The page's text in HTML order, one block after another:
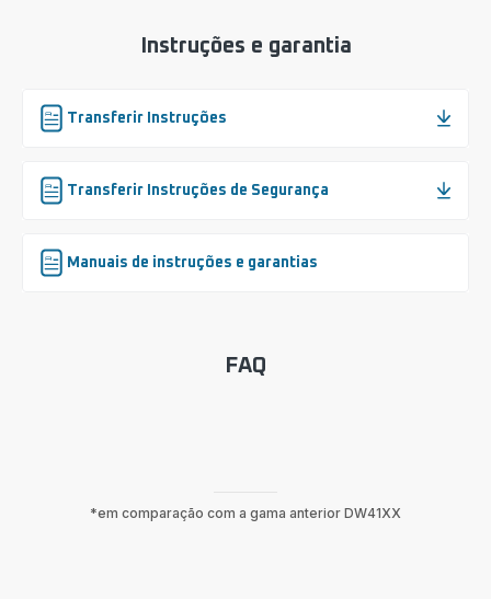
Instruções e garantia
Transferir Instruções
Transferir Instruções de Segurança
Manuais de instruções e garantias
FAQ
*em comparação com a gama anterior DW41XX